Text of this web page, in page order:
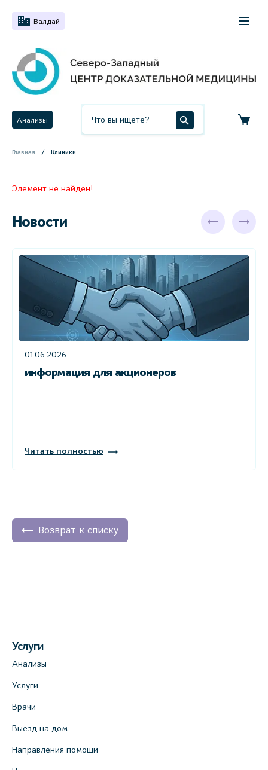
Валдай
Анализы
Главная Клиники
Элемент не найден!
Новости
01.06.2026
информация для акционеров
Читать полностью
Возврат к списку
Услуги
Анализы
Услуги
Врачи
Выезд на дом
Направления помощи